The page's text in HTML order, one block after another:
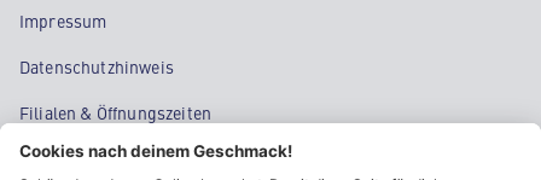
Impressum
Datenschutzhinweis
Filialen & Öffnungszeiten
Kontakt